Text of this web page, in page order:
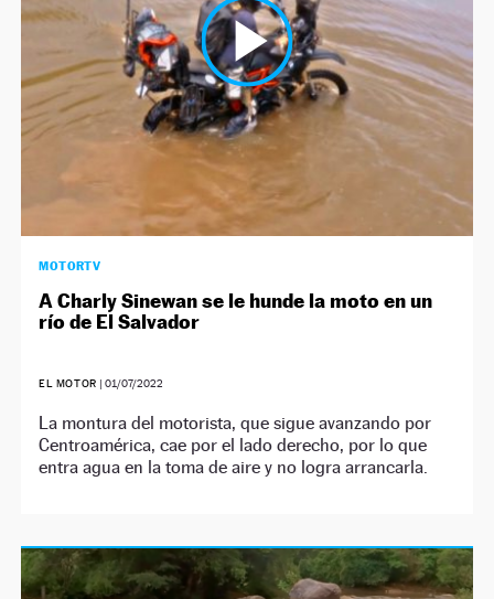
MOTORTV
A Charly Sinewan se le hunde la moto en un
río de El Salvador
EL MOTOR | 01/07/2022
La montura del motorista, que sigue avanzando por
Centroamérica, cae por el lado derecho, por lo que
entra agua en la toma de aire y no logra arrancarla.